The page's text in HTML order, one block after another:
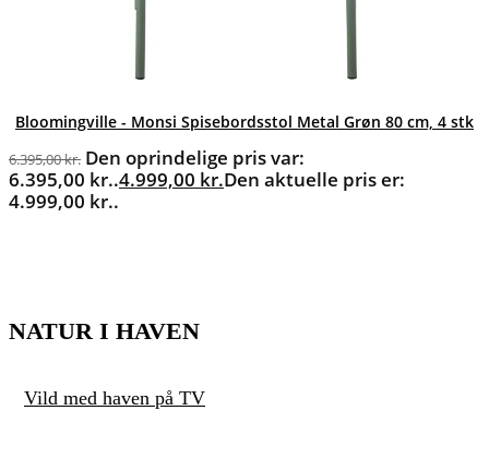
Bloomingville - Monsi Spisebordsstol Metal Grøn 80 cm, 4 stk
6.395,00kr. Den oprindelige pris var:
6.395,00 kr..4.999,00 kr.Den aktuelle pris er:
4.999,00 kr..
NATUR I HAVEN
Vild med haven på TV